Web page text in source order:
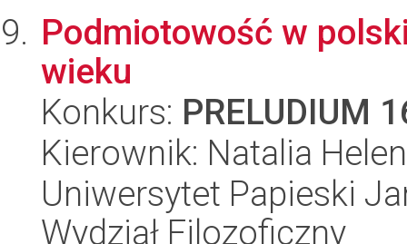
Podmiotowość w
wieku
Konkurs: PRELUDIUM
Kierownik: Natalia
Uniwersytet Papieski
Wydział Filozoficzny